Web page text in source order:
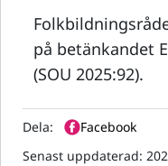
på betänkandet
(SOU 2025:92).
Dela:
Facebook
Senast uppdaterad: